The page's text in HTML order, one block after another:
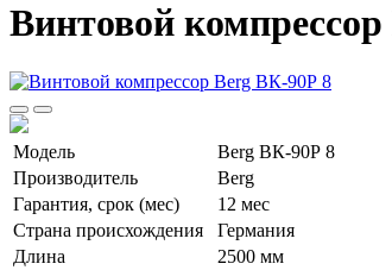
Винтовой
Модель
Berg ВК-90Р 8
Производитель
Berg
Гарантия, срок (мес)
12 мес
Страна происхождения
Германия
Длина
2500 мм